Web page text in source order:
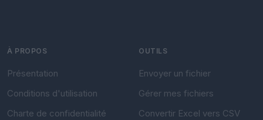
À PROPOS
Présentation
Conditions d'utilisation
Charte de confidentialité
OUTILS
Envoyer un fichier
Gérer mes fichiers
Convertir Excel vers CSV